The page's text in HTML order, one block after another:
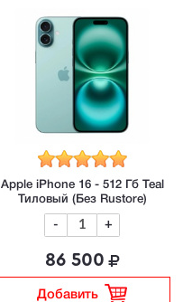
Apple iPhone 16 - 512 Гб Teal
Тиловый (Без Rustore)
- +
86 500
Добавить